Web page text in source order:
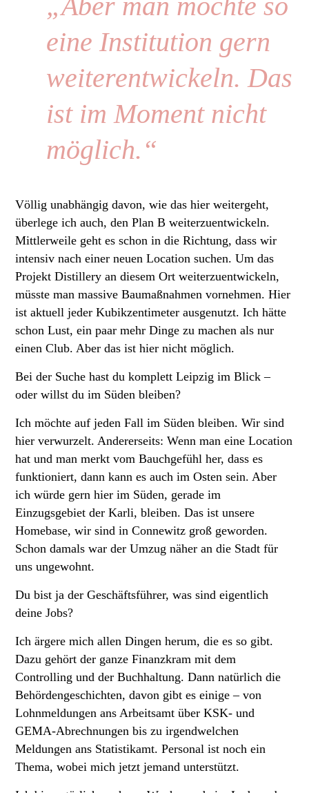
eine Institution gern
weiterentwickeln. Das
ist im Moment nicht
möglich.“
Völlig unabhängig davon, wie das hier weitergeht,
überlege ich auch, den Plan B weiterzuentwickeln.
Mittlerweile geht es schon in die Richtung, dass wir
intensiv nach einer neuen Location suchen. Um das
Projekt Distillery an diesem Ort weiterzuentwickeln,
müsste man massive Baumaßnahmen vornehmen. Hier
ist aktuell jeder Kubikzentimeter ausgenutzt. Ich hätte
schon Lust, ein paar mehr Dinge zu machen als nur
einen Club. Aber das ist hier nicht möglich.
Bei der Suche hast du komplett Leipzig im Blick –
oder willst du im Süden bleiben?
Ich möchte auf jeden Fall im Süden bleiben. Wir sind
hier verwurzelt. Andererseits: Wenn man eine Location
hat und man merkt vom Bauchgefühl her, dass es
funktioniert, dann kann es auch im Osten sein. Aber
ich würde gern hier im Süden, gerade im
Einzugsgebiet der Karli, bleiben. Das ist unsere
Homebase, wir sind in Connewitz groß geworden.
Schon damals war der Umzug näher an die Stadt für
uns ungewohnt.
Du bist ja der Geschäftsführer, was sind eigentlich
deine Jobs?
Ich ärgere mich allen Dingen herum, die es so gibt.
Dazu gehört der ganze Finanzkram mit dem
Controlling und der Buchhaltung. Dann natürlich die
Behördengeschichten, davon gibt es einige – von
Lohnmeldungen ans Arbeitsamt über KSK- und
GEMA-Abrechnungen bis zu irgendwelchen
Meldungen ans Statistikamt. Personal ist noch ein
Thema, wobei mich jetzt jemand unterstützt.